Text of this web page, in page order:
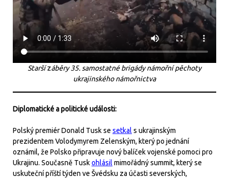
Staršízáběry 35. samostatné brigády námořní pěchoty
ukrajinského námořnictva
Diplomatické a politické události:
Polský premiér Donald Tusk se setkal s ukrajinským
prezidentem Volodymyrem Zelenským, který po jednání
oznámil, že Polsko připravuje nový balíček vojenské pomoci pro
Ukrajinu. Současně Tuskohlásil mimořádný summit, který se
uskuteční příští týden ve Švédsku za účasti severských,